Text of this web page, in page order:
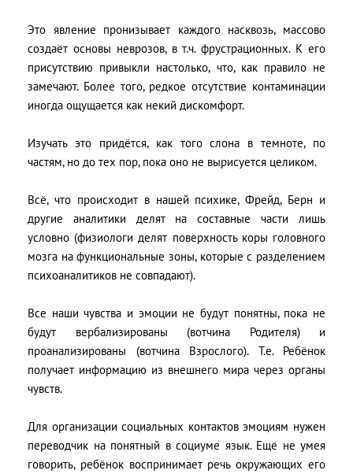
Это явление пронизывает каждого насквозь, массово
создаёт основы неврозов, в т.ч. фрустрационных. К его
присутствию привыкли настолько, что, как правило не
замечают. Более того, редкое отсутствие контаминации
иногда ощущается как некий дискомфорт.
Изучать это придётся, как того слона в темноте, по
частям, но до тех пор, пока оно не вырисуется целиком.
Всё, что происходит в нашей психике, Фрейд, Берн и
другие аналитики делят на составные части лишь
условно (физиологи делят поверхность коры головного
мозга на функциональные зоны, которые с разделением
психоаналитиков не совпадают).
Все наши чувства и эмоции не будут понятны, пока не
будут вербализированы (вотчина Родителя) и
проанализированы (вотчина Взрослого). Т.е. Ребёнок
получает информацию из внешнего мира через органы
чувств.
Для организации социальных контактов эмоциям нужен
переводчик на понятный в социуме язык. Ещё не умея
говорить, ребёнок воспринимает речь окружающих его